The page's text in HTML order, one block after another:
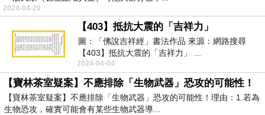
2024-04-29
【403】抵抗大震的「吉祥力」
圖：「佛說吉祥經」書法作品 來源：網路搜尋
【403】抵抗大震的「吉祥力」 ...
2024-04-04
【寶林茶室疑案】不應排除「生物武器」恐攻的可能性！
【寶林茶室疑案】不應排除「生物武器」恐攻的可能性！理由：1.若為
生物恐攻，確實可能會有某些生物武器導...